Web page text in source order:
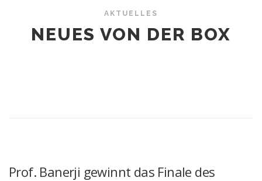
AKTUELLES
NEUES VON DER BOX
Prof. Banerji gewinnt das Finale des